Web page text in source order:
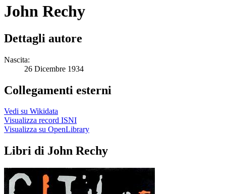
John Rechy
Dettagli autore
Nascita:
26 Dicembre 1934
Collegamenti esterni
Vedi su Wikidata
Visualizza record ISNI
Visualizza su OpenLibrary
Libri di John Rechy